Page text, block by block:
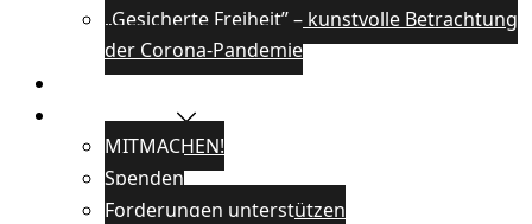
„Gesicherte Freiheit” – kunstvolle Betrachtung
der Corona-Pandemie
Veranstaltungen
Unterstützen
MITMACHEN!
Spenden
Forderungen unterstützen